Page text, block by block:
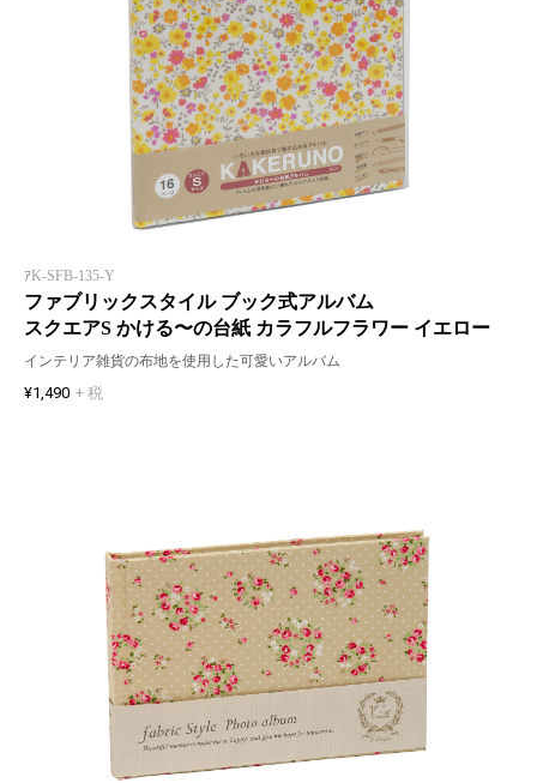
ｱK-SFB-135-Y
ファブリックスタイル ブック式アルバム
スクエアS かける〜の台紙 カラフルフラワー イエロー
インテリア雑貨の布地を使用した可愛いアルバム
¥1,490 + 税